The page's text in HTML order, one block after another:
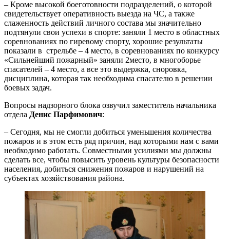
– Кроме высокой боеготовности подразделений, о которой
свидетельствует оперативность выезда на ЧС, а также
слаженность действий личного состава мы значительно
подтянули свои успехи в спорте: заняли 1 место в областных
соревнованиях по гиревому спорту, хорошие результаты
показали в стрельбе – 4 место, в соревнованиях по конкурсу
«Сильнейший пожарный» заняли 2место, в многоборье
спасателей – 4 место, а все это выдержка, сноровка,
дисциплина, которая так необходима спасателю в решении
боевых задач.
Вопросы надзорного блока озвучил заместитель начальника
отдела Денис Парфимович:
– Сегодня, мы не смогли добиться уменьшения количества
пожаров и в этом есть ряд причин, над которыми нам с вами
необходимо работать. Совместными усилиями мы должны
сделать все, чтобы повысить уровень культуры безопасности
населения, добиться снижения пожаров и нарушений на
субъектах хозяйствования района.